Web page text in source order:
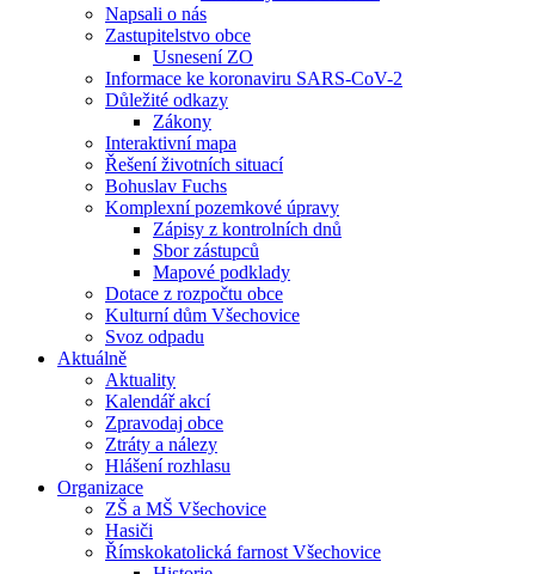
Napsali o nás
Zastupitelstvo obce
Usnesení ZO
Informace ke koronaviru SARS-CoV-2
Důležité odkazy
Zákony
Interaktivní mapa
Řešení životních situací
Bohuslav Fuchs
Komplexní pozemkové úpravy
Zápisy z kontrolních dnů
Sbor zástupců
Mapové podklady
Dotace z rozpočtu obce
Kulturní dům Všechovice
Svoz odpadu
Aktuálně
Aktuality
Kalendář akcí
Zpravodaj obce
Ztráty a nálezy
Hlášení rozhlasu
Organizace
ZŠ a MŠ Všechovice
Hasiči
Římskokatolická farnost Všechovice